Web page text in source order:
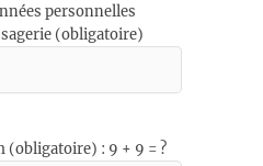
personnelles
(obligatoire)
: 9 + 9 = ?